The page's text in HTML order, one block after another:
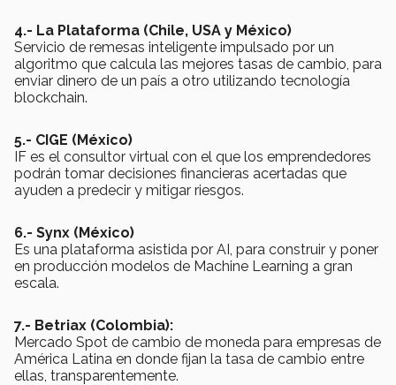
4.- La Plataforma (Chile, USA y México)
Servicio de remesas inteligente impulsado por un
algoritmo que calcula las mejores tasas de cambio, para
enviar dinero de un país a otro utilizando tecnología
blockchain.
5.- CIGE (México)
IF es el consultor virtual con el que los emprendedores
podrán tomar decisiones financieras acertadas que
ayuden a predecir y mitigar riesgos.
6.- Synx (México)
Es una plataforma asistida por AI, para construir y poner
en producción modelos de Machine Learning a gran
escala.
7.- Betriax (Colombia):
Mercado Spot de cambio de moneda para empresas de
América Latina en donde fijan la tasa de cambio entre
ellas, transparentemente.